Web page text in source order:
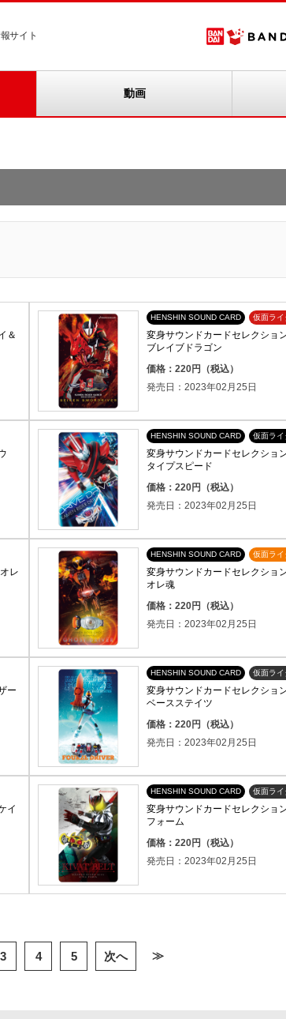
サイト
動画
＆
HENSHIN SOUND CARD 仮面ライ
変身サウンドカードセレクショ
ブレイブドラゴン
価格：220円（税込）
発売日：2023年02月25日
HENSHIN SOUND CARD 仮面ラ
変身サウンドカードセレクショ
タイプスピード
価格：220円（税込）
発売日：2023年02月25日
レ
HENSHIN SOUND CARD 仮面ライ
変身サウンドカードセレクショ
オレ魂
価格：220円（税込）
発売日：2023年02月25日
ー
HENSHIN SOUND CARD 仮面ラ
変身サウンドカードセレクショ
ベースステイツ
価格：220円（税込）
発売日：2023年02月25日
イ
HENSHIN SOUND CARD 仮面ラ
変身サウンドカードセレクショ
フォーム
価格：220円（税込）
発売日：2023年02月25日
3 4 5 次へ ≫